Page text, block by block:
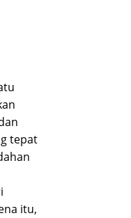
tepat
itu,